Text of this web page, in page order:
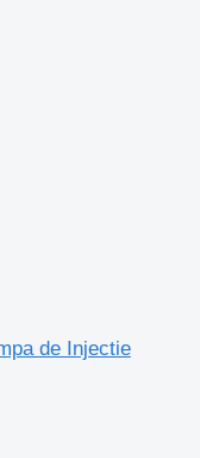
de Injectie